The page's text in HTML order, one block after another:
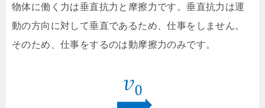
物体に働く力は垂直抗力と摩擦力です。垂直抗力は運
動の方向に対して垂直であるため、仕事をしません。
そのため、仕事をするのは動摩擦力のみです。